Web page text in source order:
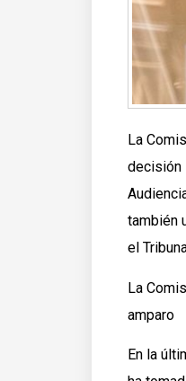
La
decisión
también
el
La
amparo
En la